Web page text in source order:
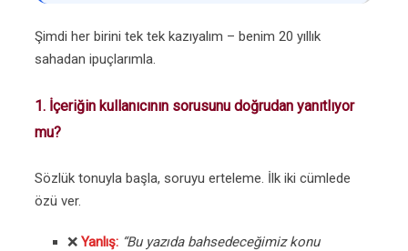
Şimdi her birini tek tek kazıyalım – benim 20 yıllık
sahadan ipuçlarımla.
1. İçeriğin kullanıcının sorusunu doğrudan yanıtlıyor
mu?
Sözlük tonuyla başla, soruyu erteleme. İlk iki cümlede
özü ver.
❌ Yanlış: “Bu yazıda bahsedeceğimiz konu